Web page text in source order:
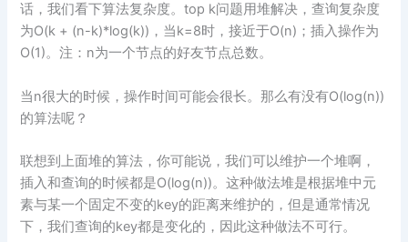
话，我们看下算法复杂度。top k问题用堆解决，查询复杂度
为O(k + (n-k)*log(k))，当k=8时，接近于O(n)；插入操作为
O(1)。注：n为一个节点的好友节点总数。
当n很大的时候，操作时间可能会很长。那么有没有O(log(n))
的算法呢？
联想到上面堆的算法，你可能说，我们可以维护一个堆啊，
插入和查询的时候都是O(log(n))。这种做法堆是根据堆中元
素与某一个固定不变的key的距离来维护的，但是通常情况
下，我们查询的key都是变化的，因此这种做法不可行。